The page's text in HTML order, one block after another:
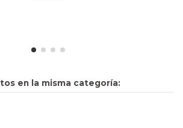
en la misma categoría: